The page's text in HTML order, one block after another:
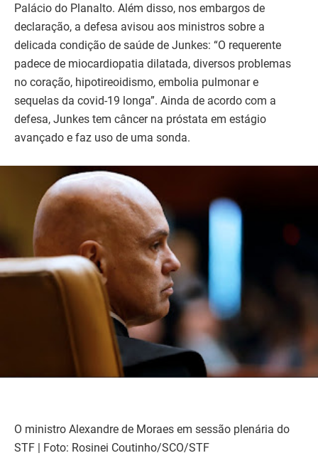
Palácio do Planalto. Além disso, nos embargos de
declaração, a defesa avisou aos ministros sobre a
delicada condição de saúde de Junkes: “O requerente
padece de miocardiopatia dilatada, diversos problemas
no coração, hipotireoidismo, embolia pulmonar e
sequelas da covid-19 longa”. Ainda de acordo com a
defesa, Junkes tem câncer na próstata em estágio
avançado e faz uso de uma sonda.
O ministro Alexandre de Moraes em sessão plenária do
STF | Foto: Rosinei Coutinho/SCO/STF